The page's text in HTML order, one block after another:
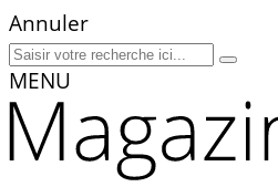
Annuler
MENU